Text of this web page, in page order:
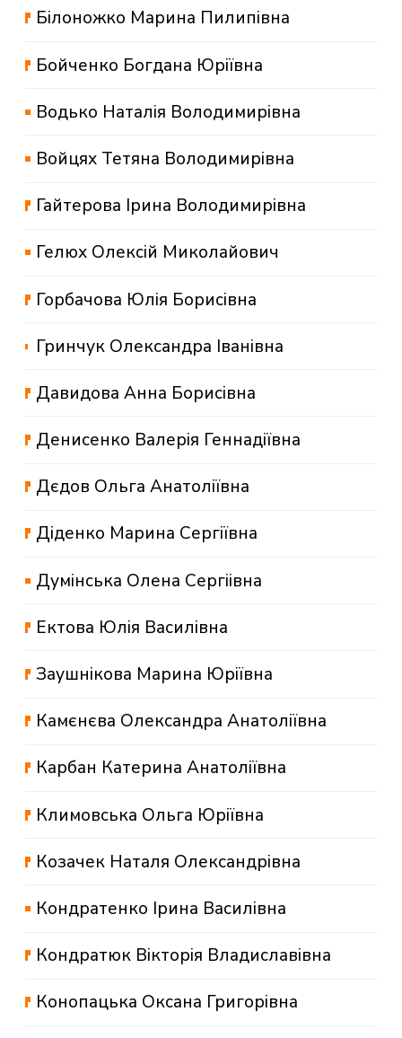
Білоножко Марина Пилипівна
Бойченко Богдана Юріївна
Водько Наталія Володимирівна
Войцях Тетяна Володимирівна
Гайтерова Ірина Володимирівна
Гелюх Олексій Миколайович
Горбачова Юлія Борисівна
Гринчук Олександра Іванівна
Давидова Анна Борисівна
Денисенко Валерія Геннадіївна
Дєдов Ольга Анатоліївна
Діденко Марина Сергіївна
Думінська Олена Сергіівна
Ектова Юлія Василівна
Заушнікова Марина Юріївна
Камєнєва Олександра Анатоліївна
Карбан Катерина Анатоліївна
Климовська Ольга Юріївна
Козачек Наталя Олександрівна
Кондратенко Ірина Василівна
Кондратюк Вікторія Владиславівна
Конопацька Оксана Григорівна